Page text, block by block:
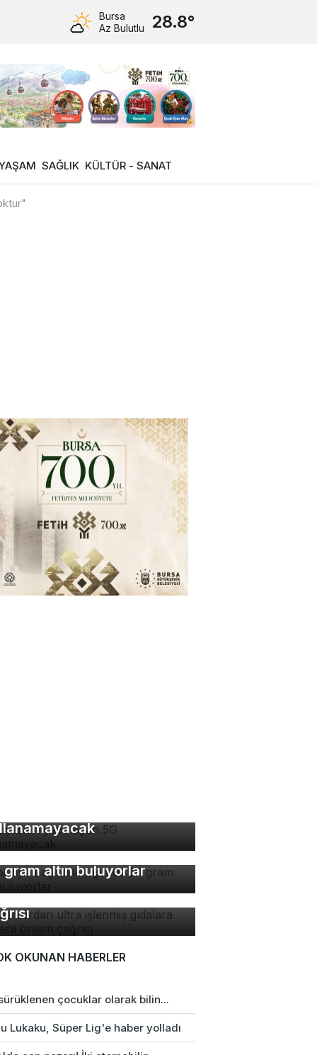
Bursa
Az Bulutlu
28.8°
SAĞLIK KÜLTÜR - SANAT
diye başladılar, günde
gram altın buluyorlar
ultra işlenmiş
karşı acil önlem
OKUNAN HABERLER
çocuklar olarak bilin...
Lukaku, Süper Lig'e haber yolladı